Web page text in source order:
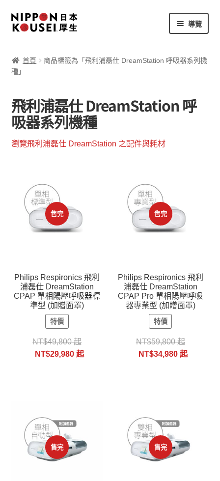
跳
至
覽
列
跳
至
要
內
導覽
我的帳號
客戶服務
首頁
商品標籤為「飛利浦磊仕 DreamStation 呼吸器系列機
種」
飛利浦磊仕 DreamStation 呼
吸器系列機種
瀏覽飛利浦磊仕 DreamStation 之配件與耗材
售完
Philips Respironics 飛利
浦磊仕 DreamStation
CPAP 單相陽壓呼吸器標
準型 (加贈面罩)
特價
NT$49,800起
NT$29,980 起
售完
Philips Respironics 飛利
浦磊仕 DreamStation
CPAP Pro 單相陽壓呼吸
器專業型 (加贈面罩)
特價
NT$59,800起
NT$34,980起
售完 售完